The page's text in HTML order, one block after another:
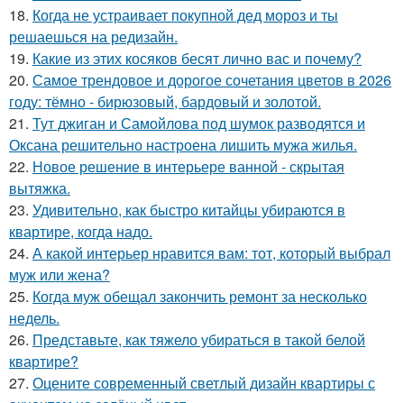
18. Когда не устраивает покупной дед мороз и ты
решаешься на редизайн.
19. Какие из этих косяков бесят лично вас и почему?
20. Самое трендовое и дорогое сочетания цветов в 2026
году: тёмно - бирюзовый, бардовый и золотой.
21. Тут джиган и Самойлова под шумок разводятся и
Оксана решительно настроена лишить мужа жилья.
22. Новое решение в интерьере ванной - скрытая
вытяжка.
23. Удивительно, как быстро китайцы убираются в
квартире, когда надо.
24. А какой интерьер нравится вам: тот, который выбрал
муж или жена?
25. Когда муж обещал закончить ремонт за несколько
недель.
26. Представьте, как тяжело убираться в такой белой
квартире?
27. Оцените современный светлый дизайн квартиры с